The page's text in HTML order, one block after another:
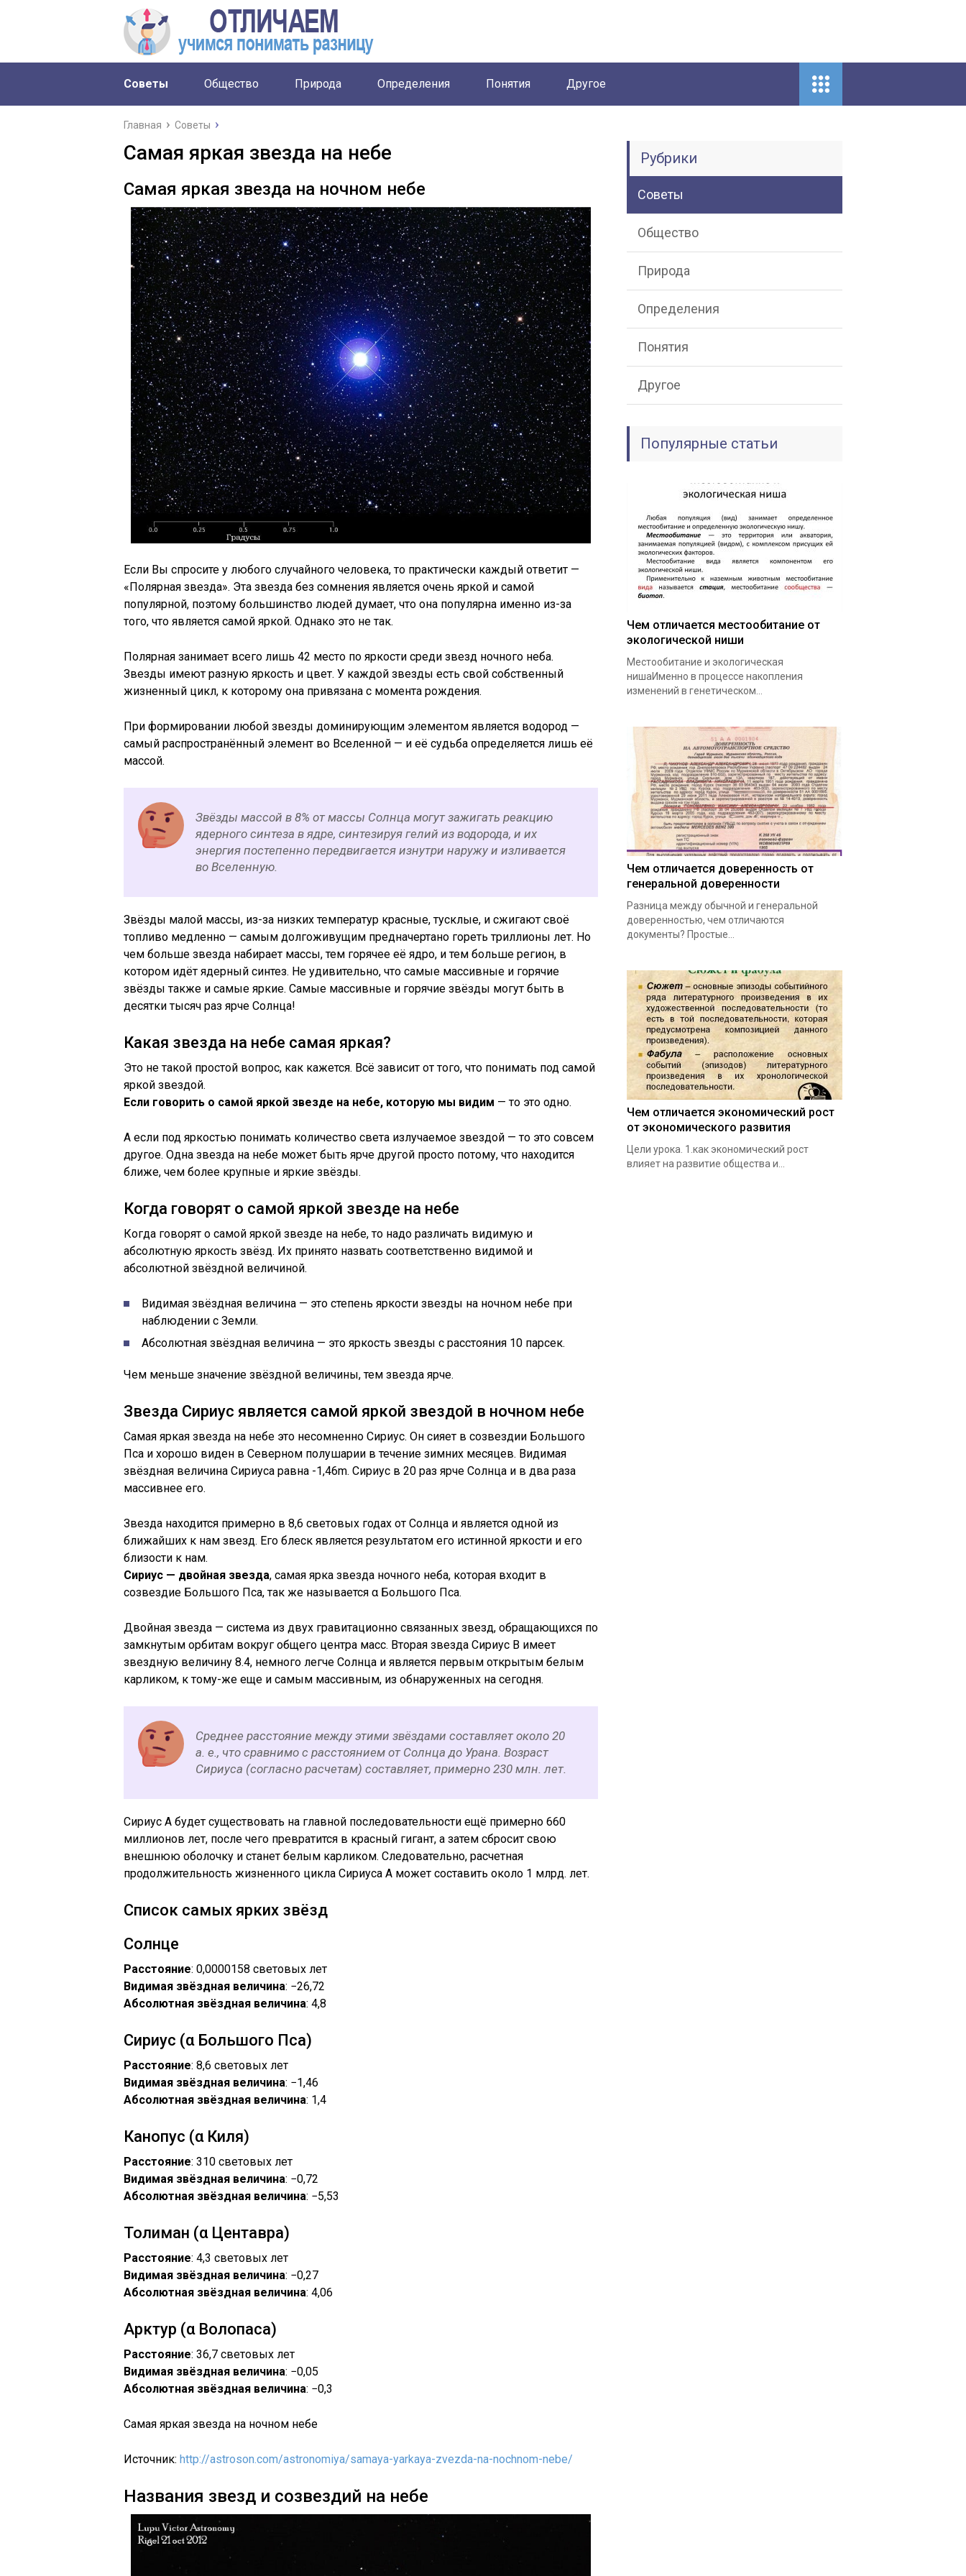
Советы Общество Природа Определения Понятия Другое
Главная Советы
Самая яркая звезда на небе
Самая яркая звезда на ночном небе
Если Вы спросите у любого случайного человека, то практически каждый ответит —
«Полярная звезда». Эта звезда без сомнения является очень яркой и самой
популярной, поэтому большинство людей думает, что она популярна именно из-за
того, что является самой яркой. Однако это не так.
Полярная занимает всего лишь 42 место по яркости среди звезд ночного неба.
Звезды имеют разную яркость и цвет. У каждой звезды есть свой собственный
жизненный цикл, к которому она привязана с момента рождения.
При формировании любой звезды доминирующим элементом является водород —
самый распространённый элемент во Вселенной — и её судьба определяется лишь её
массой.
Звёзды массой в 8% от массы Солнца могут зажигать реакцию
ядерного синтеза в ядре, синтезируя гелий из водорода, и их
энергия постепенно передвигается изнутри наружу и изливается
во Вселенную.
Звёзды малой массы, из-за низких температур красные, тусклые, и сжигают своё
топливо медленно — самым долгоживущим предначертано гореть триллионы лет. Но
чем больше звезда набирает массы, тем горячее её ядро, и тем больше регион, в
котором идёт ядерный синтез. Не удивительно, что самые массивные и горячие
звёзды также и самые яркие. Самые массивные и горячие звёзды могут быть в
десятки тысяч раз ярче Солнца!
Какая звезда на небе самая яркая?
Это не такой простой вопрос, как кажется. Всё зависит от того, что понимать под самой
яркой звездой.
Если говорить о самой яркой звезде на небе, которую мы видим — то это одно.
А если под яркостью понимать количество света излучаемое звездой — то это совсем
другое. Одна звезда на небе может быть ярче другой просто потому, что находится
ближе, чем более крупные и яркие звёзды.
Когда говорят о самой яркой звезде на небе
Когда говорят о самой яркой звезде на небе, то надо различать видимую и
абсолютную яркость звёзд. Их принято назвать соответственно видимой и
абсолютной звёздной величиной.
Видимая звёздная величина — это степень яркости звезды на ночном небе при
наблюдении с Земли.
Абсолютная звёздная величина — это яркость звезды с расстояния 10 парсек.
Чем меньше значение звёздной величины, тем звезда ярче.
Звезда Сириус является самой яркой звездой в ночном небе
Самая яркая звезда на небе это несомненно Сириус. Он сияет в созвездии Большого
Пса и хорошо виден в Северном полушарии в течение зимних месяцев. Видимая
звёздная величина Сириуса равна -1,46m. Сириус в 20 раз ярче Солнца и в два раза
массивнее его.
Звезда находится примерно в 8,6 световых годах от Солнца и является одной из
ближайших к нам звезд. Его блеск является результатом его истинной яркости и его
близости к нам.
Сириус — двойная звезда, самая ярка звезда ночного неба, которая входит в
созвездие Большого Пса, так же называется α Большого Пса.
Двойная звезда — система из двух гравитационно связанных звезд, обращающихся по
замкнутым орбитам вокруг общего центра масс. Вторая звезда Сириус B имеет
звездную величину 8.4, немного легче Солнца и является первым открытым белым
карликом, к тому-же еще и самым массивным, из обнаруженных на сегодня.
Среднее расстояние между этими звёздами составляет около 20
а. е., что сравнимо с расстоянием от Солнца до Урана. Возраст
Сириуса (согласно расчетам) составляет, примерно 230 млн. лет.
Сириус A будет существовать на главной последовательности ещё примерно 660
миллионов лет, после чего превратится в красный гигант, а затем сбросит свою
внешнюю оболочку и станет белым карликом. Следовательно, расчетная
продолжительность жизненного цикла Сириуса А может составить около 1 млрд. лет.
Список самых ярких звёзд
Солнце
Расстояние: 0,0000158 световых лет
Видимая звёздная величина: −26,72
Абсолютная звёздная величина: 4,8
Сириус (α Большого Пса)
Расстояние: 8,6 световых лет
Видимая звёздная величина: −1,46
Абсолютная звёздная величина: 1,4
Канопус (α Киля)
Расстояние: 310 световых лет
Видимая звёздная величина: −0,72
Абсолютная звёздная величина: −5,53
Толиман (α Центавра)
Расстояние: 4,3 световых лет
Видимая звёздная величина: −0,27
Абсолютная звёздная величина: 4,06
Арктур (α Волопаса)
Расстояние: 36,7 световых лет
Видимая звёздная величина: −0,05
Абсолютная звёздная величина: −0,3
Самая яркая звезда на ночном небе
Источник: http://astroson.com/astronomiya/samaya-yarkaya-zvezda-na-nochnom-nebe/
Названия звезд и созвездий на небе
Рубрики
Советы
Общество
Природа
Определения
Понятия
Другое
Популярные статьи
Чем отличается местообитание от
экологической ниши
Местообитание и экологическая
нишаИменно в процессе накопления
изменений в генетическом…
Чем отличается доверенность от
генеральной доверенности
Разница между обычной и генеральной
доверенностью, чем отличаются
документы? Простые…
Чем отличается экономический рост
от экономического развития
Цели урока. 1.как экономический рост
влияет на развитие общества и…